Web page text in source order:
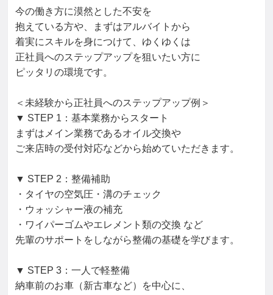
今の働き方に漠然とした不安を
抱えている方や、まずはアルバイトから
着実にスキルを身につけて、ゆくゆくは
正社員へのステップアップを狙いたい方に
ピッタリの環境です。
＜未経験から正社員へのステップアップ例＞
▼ STEP 1：基本業務からスタート
まずはメイン業務であるオイル交換や
ご来店時の受付対応などから始めていただきます。
▼ STEP 2：整備補助
・タイヤの空気圧・溝のチェック
・ウォッシャー液の補充
・ワイパーゴムやエレメント類の交換 など
先輩のサポートをしながら整備の基礎を学びます。
▼ STEP 3：一人で軽整備
納車前のお車（新古車など）を中心に、